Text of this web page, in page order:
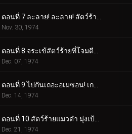
Nov. 30, 1974
Dec. 07, 1974
Dec. 14, 1974
Dec. 21, 1974